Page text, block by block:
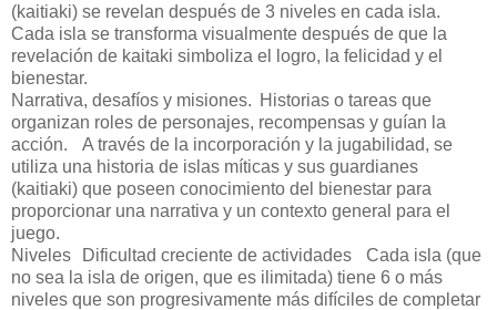
(kaitiaki) se revelan después de 3 niveles en cada isla.
Cada isla se transforma visualmente después de que la
revelación de kaitaki simboliza el logro, la felicidad y el
bienestar.
Narrativa, desafíos y misiones. Historias o tareas que
organizan roles de personajes, recompensas y guían la
acción.
A través de la incorporación y la jugabilidad, se
utiliza una historia de islas míticas y sus guardianes
(kaitiaki) que poseen conocimiento del bienestar para
proporcionar una narrativa y un contexto general para el
juego.
Niveles
Dificultad creciente de actividades
Cada isla (que
no sea la isla de origen, que es ilimitada) tiene 6 o más
niveles que son progresivamente más difíciles de completar